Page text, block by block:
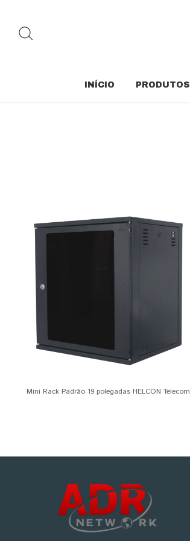
INÍCIO PRODUTOS
Mini Rack Padrão 19 polegadas HELCON Telecom